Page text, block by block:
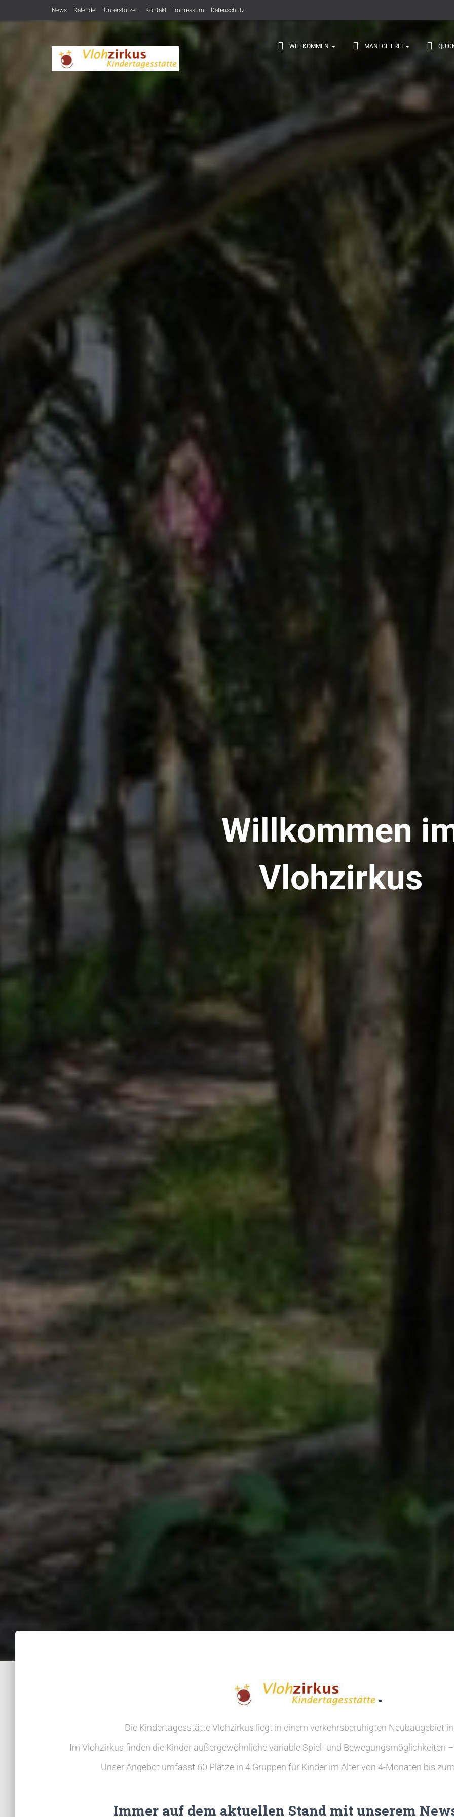
News Kalender Unterstützen Kontakt Impressum Datenschutz
WILLKOMMEN MANEGE FREI
Willkommen
Vlohzirkus
.
Die Kindertagesstätte Vlohzirkus liegt in einem verkehrsberuhigten Neubaugebiet
Im Vlohzirkus finden die Kinder außergewöhnliche variable Spiel- und Bewegungsmöglichkeiten
Unser Angebot umfasst 60 Plätze in 4 Gruppen für Kinder im Alter von 4-Monaten bis
Immer auf dem aktuellen Stand mit unserem